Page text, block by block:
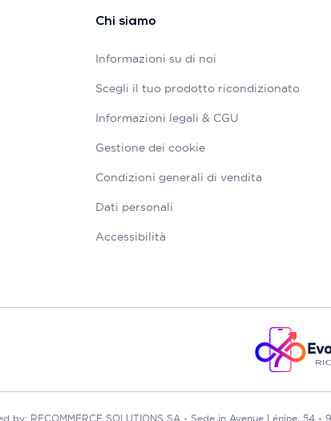
Chi siamo
Informazioni su di noi
Scegli il tuo prodotto ricondizionato
Informazioni legali & CGU
Gestione dei cookie
Condizioni generali di vendita
Dati personali
Accessibilità
RECOMMERCE SOLUTIONS SA - Sede in Avenue Lénine, 54 -